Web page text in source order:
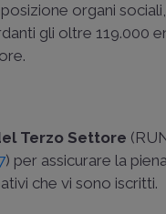
organi
gli oltre 119.000
Terzo Settore
) per assicurare la
che vi sono iscritti.